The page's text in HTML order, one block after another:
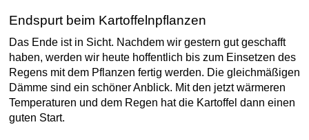
Endspurt beim Kartoffelnpflanzen
Das Ende ist in Sicht. Nachdem wir gestern gut geschafft
haben, werden wir heute hoffentlich bis zum Einsetzen des
Regens mit dem Pflanzen fertig werden. Die gleichmäßigen
Dämme sind ein schöner Anblick. Mit den jetzt wärmeren
Temperaturen und dem Regen hat die Kartoffel dann einen
guten Start.